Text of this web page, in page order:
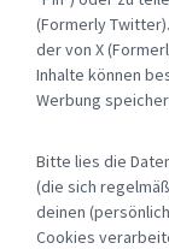
(Formerly
der von X
Inhalte können
Werbung
Bitte lies die
(die sich
deinen
Cookies